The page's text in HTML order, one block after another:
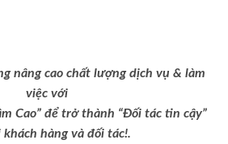
nâng cao chất lượng dịch vụ & làm
việc với
Cao” để trở thành “Đối tác tin cậy”
khách hàng và đối tác!.